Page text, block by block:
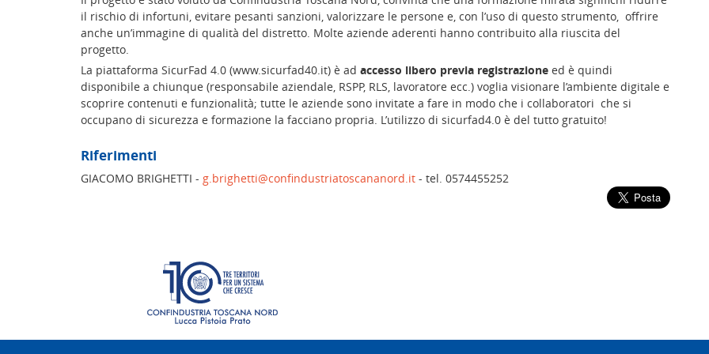
il rischio di infortuni, evitare pesanti sanzioni, valorizzare le persone e, con l’uso di questo strumento, offrire
anche un’immagine di qualità del distretto. Molte aziende aderenti hanno contribuito alla riuscita del
progetto.
La piattaforma SicurFad 4.0 (www.sicurfad40.it) è ad accesso libero previa registrazioneed è quindi
disponibile a chiunque (responsabile aziendale, RSPP, RLS, lavoratore ecc.) voglia visionare l’ambiente digitale e
scoprire contenuti e funzionalità; tutte le aziende sono invitate a fare in modo che i collaboratori che si
occupano di sicurezza e formazione la facciano propria. L’utilizzo di sicurfad4.0 è del tutto gratuito!
Riferimenti
GIACOMO BRIGHETTI - g.brighetti@confindustriatoscananord.it- tel. 0574455252